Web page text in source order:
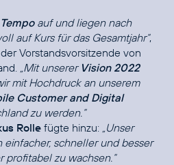
auf und liegen nach
auf Kurs für das Gesamtjahr“,
der Vorstandsvorsitzende von
„Mit unserer Vision 2022
mit Hochdruck an unserem
Customer and Digital
zu werden.“
Rolle fügte hinzu: „Unser
einfacher, schneller und besser
profitabel zu wachsen.“